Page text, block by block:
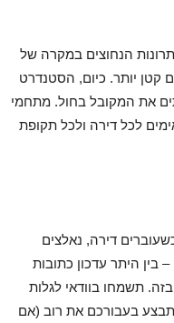
הנחוצים במקרה של
קטן יותר. כיום, הסטנדרט
את המקובל בחול. מתחמי
לכל דירה ולכל תקופת
דירה, נאלצים
היתר עדכון כתובות
תשמחו בוודאי לגלות
בעבורכם את רוב (אם